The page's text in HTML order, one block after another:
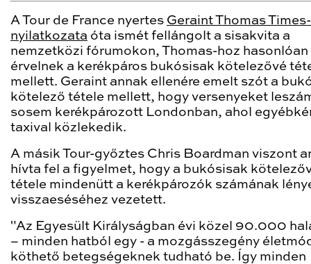
A Tour de France nyertes Geraint Thomas
nyilatkozata óta ismét fellángolt a sisakvita a
nemzetközi fórumokon, Thomas-hoz hasonlóan
érvelnek a kerékpáros bukósisak kötelezővé
mellett. Geraint annak ellenére emelt szót a
kötelező tétele mellett, hogy versenyeket
sosem kerékpározott Londonban, ahol
taxival közlekedik.
A másik Tour-győztes Chris Boardman viszont
hívta fel a figyelmet, hogy a bukósisak
tétele mindenütt a kerékpározók számának
visszaeséséhez vezetett.
"Az Egyesült Királyságban évi közel 90.000
– minden hatból egy - a mozgásszegény
köthető betegségeknek tudható be. Így minden